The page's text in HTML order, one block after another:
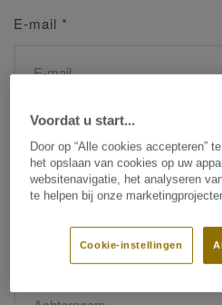
E-mail *
Naam *
Voordat u start...
Door op “Alle cookies accepteren”
het opslaan van cookies op uw
websitenavigatie, het analyseren
te helpen bij onze
Cookie-instellingen